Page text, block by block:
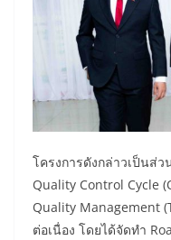
โครงการดังกล่าวเป็นส่
Quality Control Cycle
Quality Management
ต่อเนื่อง โดยได้จัดทำ